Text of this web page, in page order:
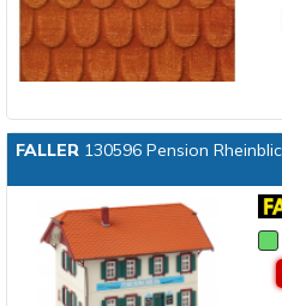
FALLER130596 Pension